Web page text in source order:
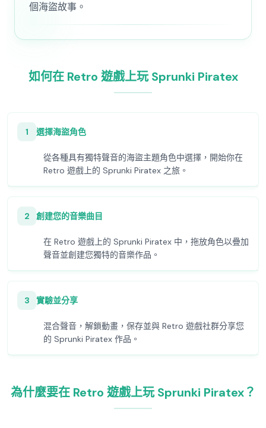
個海盜故事。
如何在 Retro 遊戲上玩 Sprunki Piratex
1 選擇海盜角色
從各種具有獨特聲音的海盜主題角色中選擇，開始你在
Retro 遊戲上的 Sprunki Piratex 之旅。
2 創建您的音樂曲目
在 Retro 遊戲上的 Sprunki Piratex 中，拖放角色以疊加
聲音並創建您獨特的音樂作品。
3 實驗並分享
混合聲音，解鎖動畫，保存並與 Retro 遊戲社群分享您
的 Sprunki Piratex 作品。
為什麼要在 Retro 遊戲上玩 Sprunki Piratex？